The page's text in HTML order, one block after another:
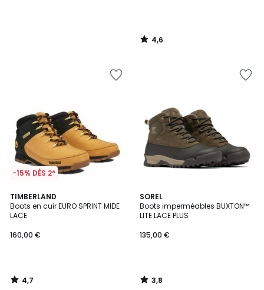
4,6
/
-15% DÈS 2*
TIMBERLAND
Boots en cuir EURO SPRINT MIDE
LACE
160,00 €
4,7
/ 5
4,7
/
SOREL
Boots imperméables BUXTON™
LITE LACE PLUS
135,00 €
3,8
/ 5
3,8
/